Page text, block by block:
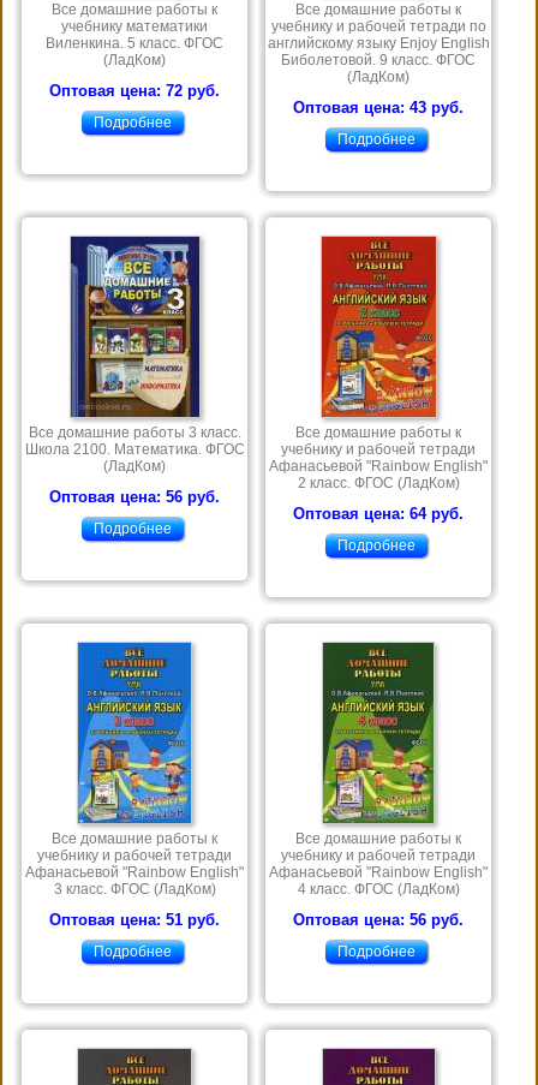
Все домашние работы к
учебнику математики
Виленкина. 5 класс. ФГОС
(ЛадКом)
Оптовая цена: 72 руб.
Подробнее
Все домашние работы к
учебнику и рабочей тетради по
английскому языку Enjoy English
Биболетовой. 9 класс. ФГОС
(ЛадКом)
Оптовая цена: 43 руб.
Подробнее
Все домашние работы 3 класс.
Школа 2100. Математика. ФГОС
(ЛадКом)
Оптовая цена: 56 руб.
Подробнее
Все домашние работы к
учебнику и рабочей тетради
Афанасьевой "Rainbow English"
2 класс. ФГОС (ЛадКом)
Оптовая цена: 64 руб.
Подробнее
Все домашние работы к
учебнику и рабочей тетради
Афанасьевой "Rainbow English"
3 класс. ФГОС (ЛадКом)
Оптовая цена: 51 руб.
Подробнее
Все домашние работы к
учебнику и рабочей тетради
Афанасьевой "Rainbow English"
4 класс. ФГОС (ЛадКом)
Оптовая цена: 56 руб.
Подробнее